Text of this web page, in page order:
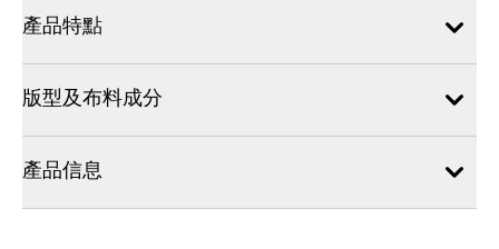
產品特點
版型及布料成分
產品信息